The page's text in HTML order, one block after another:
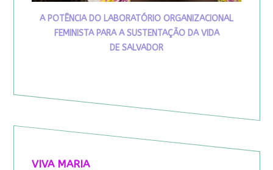
A POTÊNCIA DO LABORATÓRIO ORGANIZACIONAL
FEMINISTA PARA A SUSTENTAÇÃO DA VIDA
DE SALVADOR
VIVA MARIA